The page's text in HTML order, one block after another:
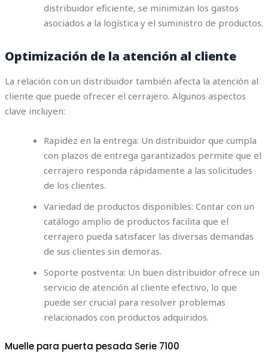
distribuidor eficiente, se minimizan los gastos
asociados a la logística y el suministro de productos.
Optimización de la atención al cliente
La relación con un distribuidor también afecta la atención al
cliente que puede ofrecer el cerrajero. Algunos aspectos
clave incluyen:
Rapidez en la entrega: Un distribuidor que cumpla
con plazos de entrega garantizados permite que el
cerrajero responda rápidamente a las solicitudes
de los clientes.
Variedad de productos disponibles: Contar con un
catálogo amplio de productos facilita que el
cerrajero pueda satisfacer las diversas demandas
de sus clientes sin demoras.
Soporte postventa: Un buen distribuidor ofrece un
servicio de atención al cliente efectivo, lo que
puede ser crucial para resolver problemas
relacionados con productos adquiridos.
Muelle para puerta pesada Serie 7100